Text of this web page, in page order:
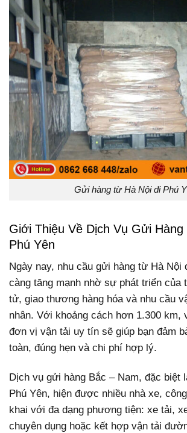
Gửi hàng từ Hà Nội đi Phú
Giới Thiệu Về Dịch Vụ Gửi
Phú Yên
Ngày nay, nhu cầu gửi hàng từ Hà Nội
càng tăng mạnh nhờ sự phát triển của
tử, giao thương hàng hóa và nhu cầu
nhân. Với khoảng cách hơn 1.300 km,
đơn vị vận tải uy tín sẽ giúp bạn đảm
toàn, đúng hẹn và chi phí hợp lý.
Dịch vụ gửi hàng Bắc – Nam, đặc biệt
Phú Yên, hiện được nhiều nhà xe,
khai với đa dạng phương tiện: xe tải,
chuyên dụng hoặc kết hợp vận tải